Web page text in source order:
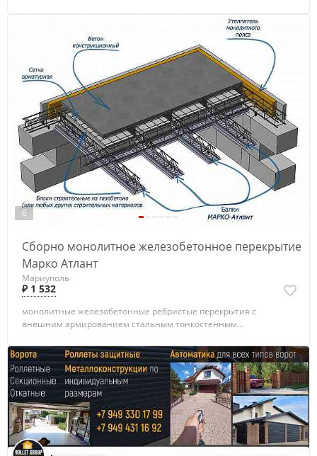
6
Сборно монолитное железобетонное перекрытие
Марко Атлант
Мариуполь
₽ 1 532
монолитные железобетонные ребристые перекрытия с
внешним армированием стальным тонкостенным...